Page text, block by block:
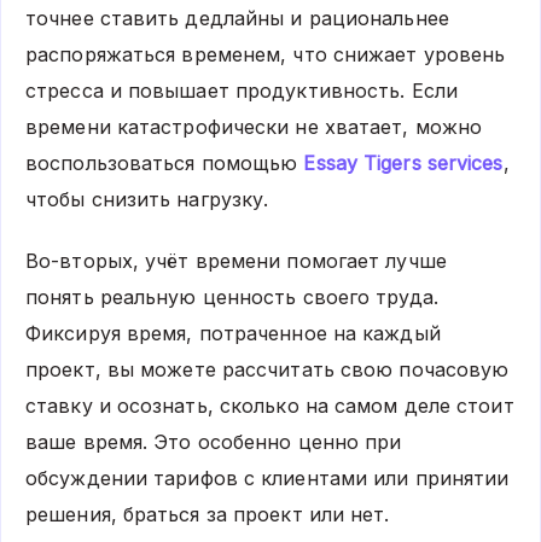
точнее ставить дедлайны и рациональнее
распоряжаться временем, что снижает уровень
стресса и повышает продуктивность. Если
времени катастрофически не хватает, можно
воспользоваться помощью Essay Tigers services,
чтобы снизить нагрузку.
Во-вторых, учёт времени помогает лучше
понять реальную ценность своего труда.
Фиксируя время, потраченное на каждый
проект, вы можете рассчитать свою почасовую
ставку и осознать, сколько на самом деле стоит
ваше время. Это особенно ценно при
обсуждении тарифов с клиентами или принятии
решения, браться за проект или нет.